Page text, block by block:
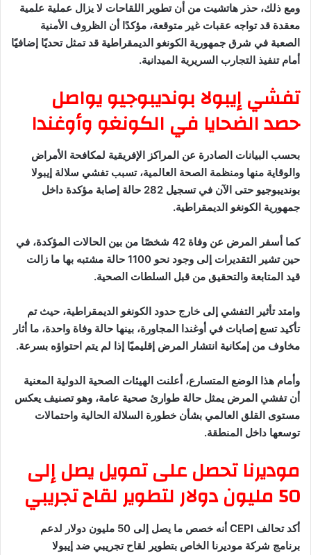
ومع ذلك، حذر هاتشيت من أن تطوير اللقاحات لا يزال عملية علمية
معقدة قد تواجه عقبات غير متوقعة، مؤكدًا أن الظروف الأمنية
الصعبة في شرق جمهورية الكونغو الديمقراطية قد تمثل تحديًا إضافيًا
أمام تنفيذ التجارب السريرية الميدانية.
تفشي إيبولا بونديبوجيو يواصل
حصد الضحايا في الكونغو وأوغندا
بحسب البيانات الصادرة عن المراكز الإفريقية لمكافحة الأمراض
والوقاية منها ومنظمة الصحة العالمية، تسبب تفشي سلالة إيبولا
بونديبوجيو حتى الآن في تسجيل 282 حالة إصابة مؤكدة داخل
جمهورية الكونغو الديمقراطية.
كما أسفر المرض عن وفاة 42 شخصًا من بين الحالات المؤكدة، في
حين تشير التقديرات إلى وجود نحو 1100 حالة مشتبه بها ما زالت
قيد المتابعة والتحقيق من قبل السلطات الصحية.
وامتد تأثير التفشي إلى خارج حدود الكونغو الديمقراطية، حيث تم
تأكيد تسع إصابات في أوغندا المجاورة، بينها حالة وفاة واحدة، ما أثار
مخاوف من إمكانية انتشار المرض إقليميًا إذا لم يتم احتواؤه بسرعة.
وأمام هذا الوضع المتسارع، أعلنت الهيئات الصحية الدولية المعنية
أن تفشي المرض يمثل حالة طوارئ صحية عامة، وهو تصنيف يعكس
مستوى القلق العالمي بشأن خطورة السلالة الحالية واحتمالات
توسعها داخل المنطقة.
موديرنا تحصل على تمويل يصل إلى
50 مليون دولار لتطوير لقاح تجريبي
أكد تحالف CEPI أنه خصص ما يصل إلى 50 مليون دولار لدعم
برنامج شركة موديرنا الخاص بتطوير لقاح تجريبي ضد إيبولا